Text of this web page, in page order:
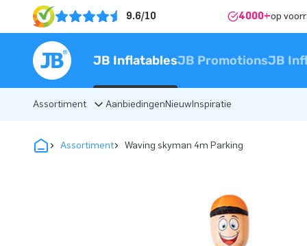
9.6/10 4000+op
JB InflatablesJB PromotionsJB
Assortiment AanbiedingenNieuwInspiratie
Assortiment Waving skyman 4m Parking